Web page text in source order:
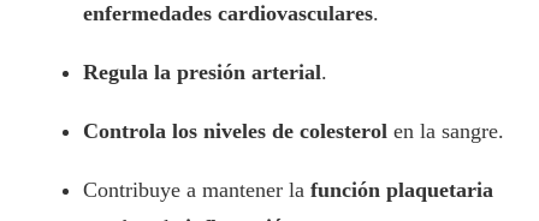
enfermedades cardiovasculares.
Regula la presión arterial.
Controla los niveles de colesterol en la sangre.
Contribuye a mantener la función plaquetaria